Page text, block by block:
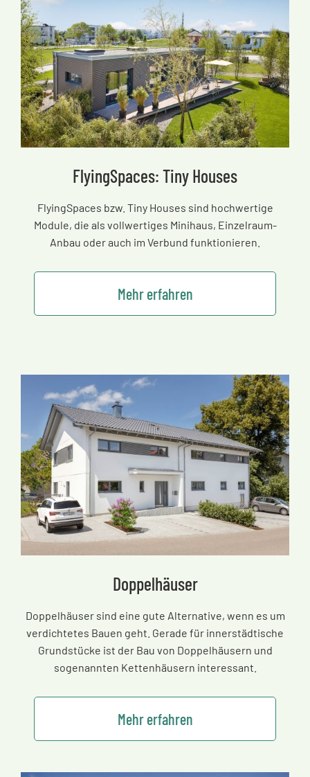
FlyingSpaces: Tiny Houses
FlyingSpaces bzw. Tiny Houses sind hochwertige
Module, die als vollwertiges Minihaus, Einzelraum-
Anbau oder auch im Verbund funktionieren.
Mehr erfahren
Doppelhäuser
Doppelhäuser sind eine gute Alternative, wenn es um
verdichtetes Bauen geht. Gerade für innerstädtische
Grundstücke ist der Bau von Doppelhäusern und
sogenannten Kettenhäusern interessant.
Mehr erfahren